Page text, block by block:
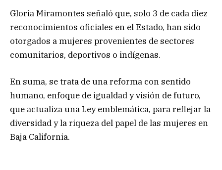
Gloria Miramontes señaló que, solo 3 de cada diez
reconocimientos oficiales en el Estado, han sido
otorgados a mujeres provenientes de sectores
comunitarios, deportivos o indígenas.
En suma, se trata de una reforma con sentido
humano, enfoque de igualdad y visión de futuro,
que actualiza una Ley emblemática, para reflejar la
diversidad y la riqueza del papel de las mujeres en
Baja California.